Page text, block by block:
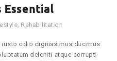
Essential
, Rehabilitation
iusto odio dignissimos ducimus
deleniti atque corrupti